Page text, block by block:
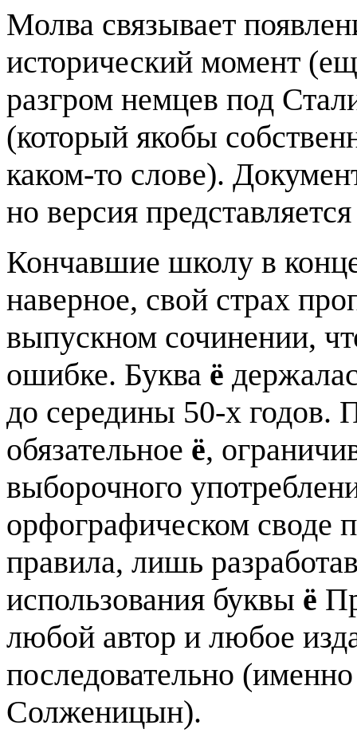
Молва связывает
исторический момент
разгром немцев под
(который якобы
каком-то слове).
но версия
Кончавшие школу в
наверное, свой страх
выпускном сочинении,
ошибке. Буква ё
до середины 50-х годов.
обязательное ё,
выборочного
орфографическом своде
правила, лишь
использования буквы ё
любой автор и любое
последовательно
Солженицын).